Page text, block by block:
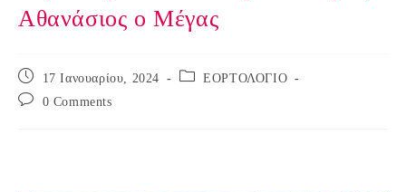
Αθανάσιος ο Μέγας
Post
published:
17 Ιανουαρίου, 2024
Post ΕΟΡΤΟΛΟΓΙΟ
Post
0 Comments